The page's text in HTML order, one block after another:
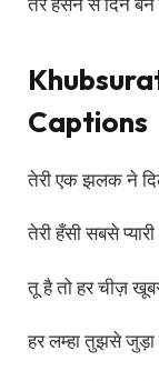
Captions
तेरी एक झलक ने
तेरी हँसी सबसे
तू है तो हर चीज़
हर लम्हा तुझसे